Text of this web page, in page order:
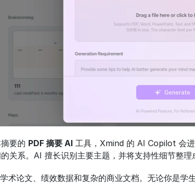
要的 PDF 摘要 AI 工具，Xmind 的 AI Copilot 会
关系。AI 擅长识别主要主题，并将支持性细节整理
术论文、绩效数据和复杂的商业文档。无论你是学